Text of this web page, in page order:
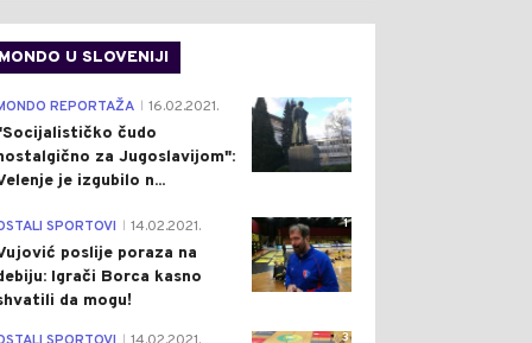
MONDO U SLOVENIJI
4
REPORTAŽA 16.02.2021.
čudo
za Jugoslavijom":
je izgubilo n...
1
SPORTOVI 14.02.2021.
poslije poraza na
Igrači Borca kasno
da mogu!
3